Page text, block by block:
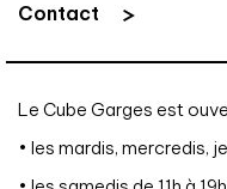
Contact
Le Cube Garges est
• les mardis, mercredis,